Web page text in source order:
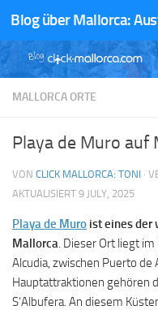
Zum Inhalt springen
MALLORCA ORTE
Playa de Muro auf
VON CLICK MALLORCA: TONI ·
AKTUALISIERT 9 JULY, 2025
Playa de Muro ist eines der
Mallorca . Dieser Ort liegt
Alcudia, zwischen Puerto de
Hauptattraktionen gehören
S‘Albufera. An diesem